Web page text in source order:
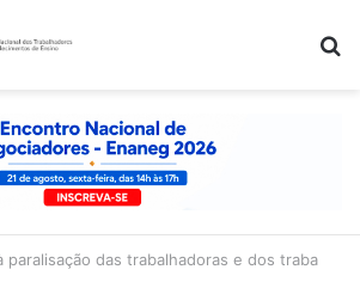
paralisação das trabalhadoras e dos